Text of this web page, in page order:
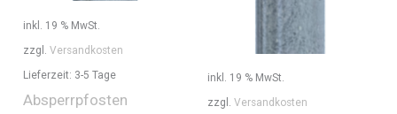
inkl. 19 % MwSt.
zzgl.Versandkosten
Lieferzeit: 3-5 Tage
Absperrpfosten
inkl. 19 % MwSt.
zzgl. Versandkosten